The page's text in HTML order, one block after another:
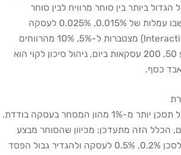
הגדול ביותר בין סוחר מרוויח לבין סוחר
שמפסיד. בסקאלפינג, שבו עמלות של 0.015%, 0.025% לעסקה
(Interactive Brokers IL, 2026) מצטברות ל-5%, 10% מהרווחים
הכוללים בסוחר שמבצע 50, 200 עסקאות ביום, ניהול סיכון לקוי הוא
כסף.
הכלל הבסיסי: לעולם אל תסכן יותר מ-1% מהון המסחר בעסקה בודדת.
הכלל הזה מתעדכן: מכיוון שהסוחר מבצע
הרבה עסקאות, מומלץ לסכן 0.2%, 0.5% לעסקה ולהגדיר גבול הפסד